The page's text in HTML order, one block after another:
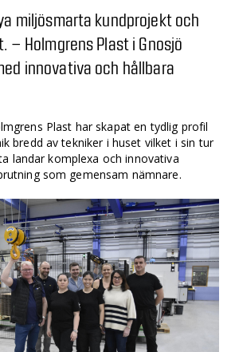
miljösmarta kundprojekt och
Holmgrens Plast i Gnosjö
innovativa och hållbara
Plast har skapat en tydlig profil
bredd av tekniker i huset vilket i sin tur
landar komplexa och innovativa
som gemensam nämnare.